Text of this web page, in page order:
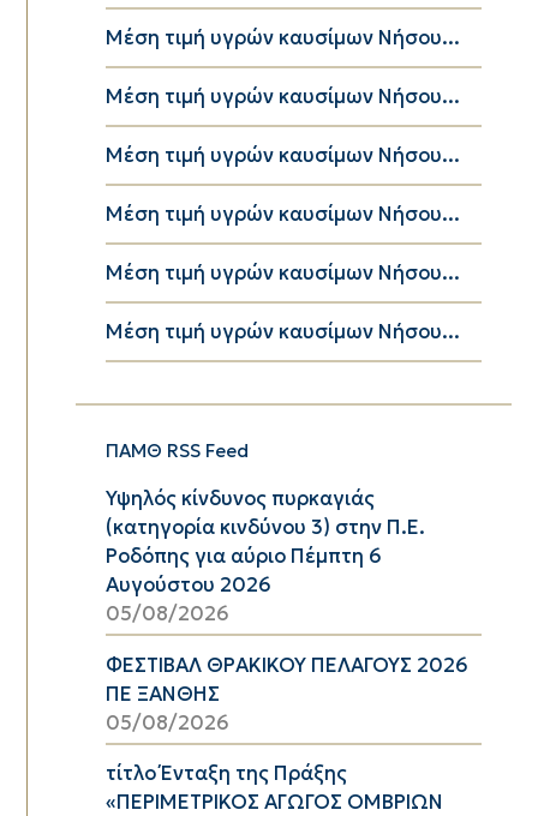
Μέση τιμή υγρών καυσίμων Νήσου...
Μέση τιμή υγρών καυσίμων Νήσου...
Μέση τιμή υγρών καυσίμων Νήσου...
Μέση τιμή υγρών καυσίμων Νήσου...
Μέση τιμή υγρών καυσίμων Νήσου...
Μέση τιμή υγρών καυσίμων Νήσου...
ΠΑΜΘ RSS Feed
Υψηλός κίνδυνος πυρκαγιάς
(κατηγορία κινδύνου 3) στην Π.Ε.
Ροδόπης για αύριο Πέμπτη 6
Αυγούστου 2026
05/08/2026
ΦΕΣΤΙΒΑΛ ΘΡΑΚΙΚΟΥ ΠΕΛΑΓΟΥΣ 2026
ΠΕ ΞΑΝΘΗΣ
05/08/2026
τίτλο Ένταξη της Πράξης
«ΠΕΡΙΜΕΤΡΙΚΟΣ ΑΓΩΓΟΣ ΟΜΒΡΙΩΝ